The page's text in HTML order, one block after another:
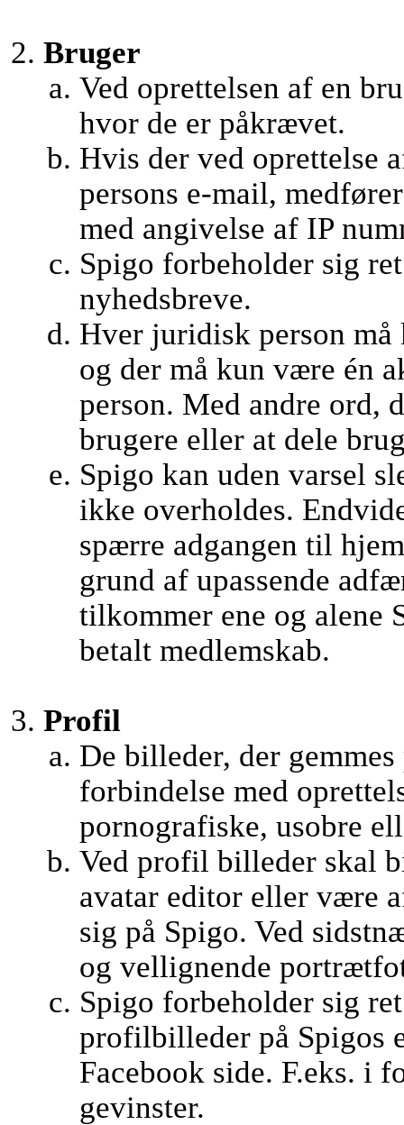
Bruger
Ved oprettelsen af en
hvor de er påkrævet.
Hvis der ved oprettelse
persons e-mail,
med angivelse af IP
Spigo forbeholder sig
nyhedsbreve.
Hver juridisk person må
og der må kun være én
person. Med andre ord,
brugere eller at dele
Spigo kan uden varsel
ikke overholdes.
spærre adgangen til
grund af upassende
tilkommer ene og alene
betalt medlemskab.
Profil
De billeder, der
forbindelse med
pornografiske, usobre
Ved profil billeder skal
avatar editor eller være
sig på Spigo. Ved
og vellignende
Spigo forbeholder sig
profilbilleder på Spigos
Facebook side. F.eks. i
gevinster.